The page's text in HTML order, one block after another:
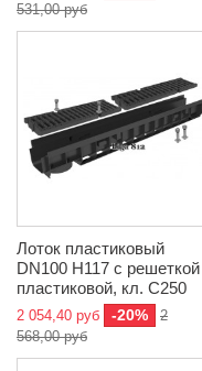
531,00 руб
Лоток пластиковый
DN100 H117 с решеткой
пластиковой, кл. C250
2 054,40 руб -20%
2
568,00 руб